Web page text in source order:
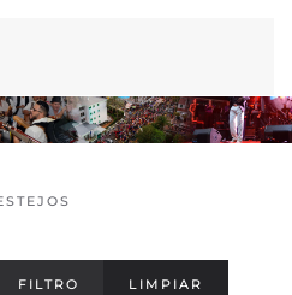
FILTRO LIMPIAR